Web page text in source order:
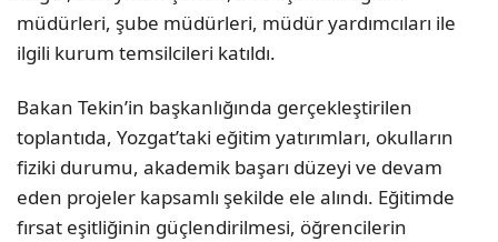
müdürleri, şube müdürleri, müdür yardımcıları ile
ilgili kurum temsilcileri katıldı.
Bakan Tekin’in başkanlığında gerçekleştirilen
toplantıda, Yozgat’taki eğitim yatırımları, okulların
fiziki durumu, akademik başarı düzeyi ve devam
eden projeler kapsamlı şekilde ele alındı. Eğitimde
fırsat eşitliğinin güçlendirilmesi, öğrencilerin